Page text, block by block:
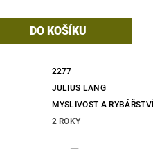
2277
JULIUS LANG
MYSLIVOST A RYBÁŘSTVÍ
2 ROKY